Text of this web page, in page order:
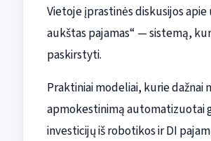
Vietoje įprastinės diskusijos
aukštas pajamas“ — sistemą,
paskirstyti.
Praktiniai modeliai, kurie
apmokestinimą automatizuotai
investicijų iš robotikos ir DI